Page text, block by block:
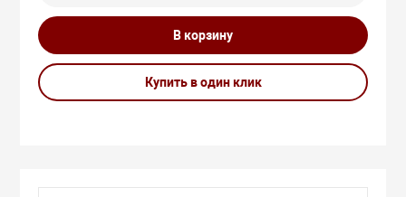
В корзину
Купить в один клик